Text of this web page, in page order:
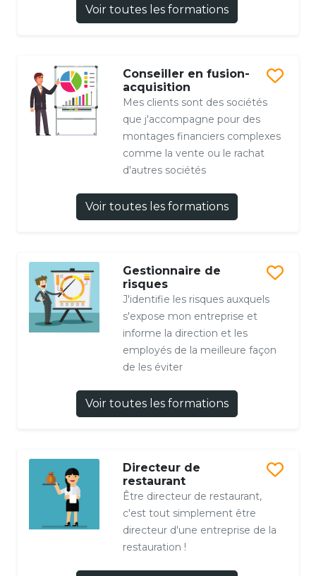
Voir toutes les formations
Conseiller en fusion-
acquisition
Mes clients sont des sociétés
que j'accompagne pour des
montages financiers complexes
comme la vente ou le rachat
d'autres sociétés
Voir toutes les formations
Gestionnaire de
risques
J'identifie les risques auxquels
s'expose mon entreprise et
informe la direction et les
employés de la meilleure façon
de les éviter
Voir toutes les formations
Directeur de
restaurant
Être directeur de restaurant,
c'est tout simplement être
directeur d'une entreprise de la
restauration !